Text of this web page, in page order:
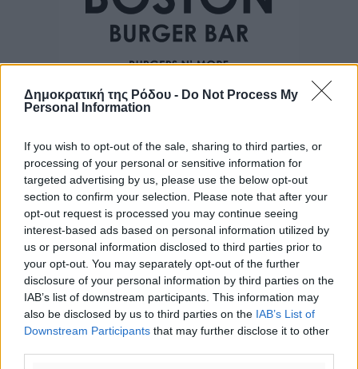
Δημοκρατική της Ρόδου - Do Not Process My
Personal Information
If you wish to opt-out of the sale, sharing to third parties, or
processing of your personal or sensitive information for
targeted advertising by us, please use the below opt-out
section to confirm your selection. Please note that after your
opt-out request is processed you may continue seeing
interest-based ads based on personal information utilized by
us or personal information disclosed to third parties prior to
your opt-out. You may separately opt-out of the further
disclosure of your personal information by third parties on the
IAB’s list of downstream participants. This information may
also be disclosed by us to third parties on the IAB’s List of
Downstream Participants that may further disclose it to other
Ροή ειδήσεων
Ενίσχυση των υπηρεσιών υγείας στο αεροδρόμιο της